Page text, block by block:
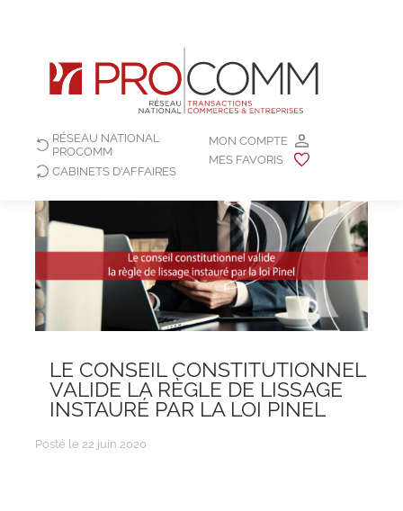
MON COMPTE
MES FAVORIS
RÉSEAU NATIONAL
PROCOMM
CABINETS D'AFFAIRES
LE CONSEIL CONSTITUTIONNEL
VALIDE LA RÈGLE DE LISSAGE
INSTAURÉ PAR LA LOI PINEL
Posté le 22 juin 2020